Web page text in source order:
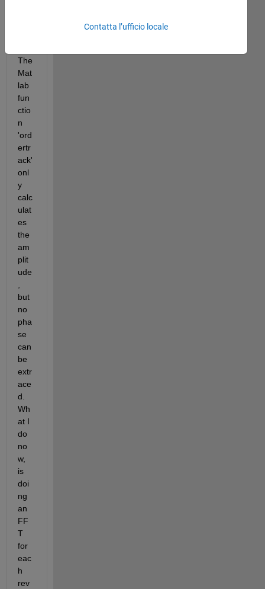
The
Mat
lab
fun
ctio
n
'ord
ertr
ack'
onl
y
calc
ulat
es
the
am
plit
ude
but
no
pha
se
can
be
extr
ace
d.
Wh
at I
do
no
w,
is
doi
ng
an
FF
T
for
eac
h
rev
Contatta l’ufficio locale